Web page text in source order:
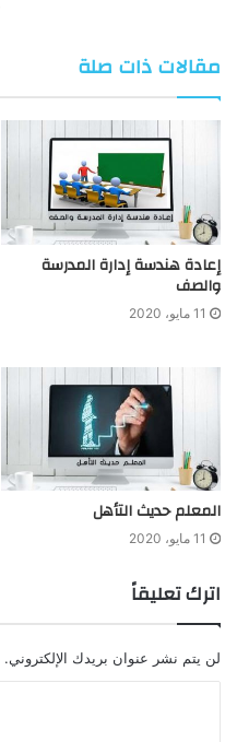
مقالات ذات صلة
إعادة هندسة إدارة المدرسة
والصف
11 مايو، 2020
المعلم حديث التأهل
11 مايو، 2020
اترك تعليقاً
لن يتم نشر عنوان بريدك الإلكتروني.